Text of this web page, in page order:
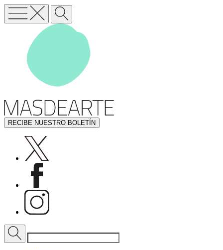
RECIBE NUESTRO BOLETÍN